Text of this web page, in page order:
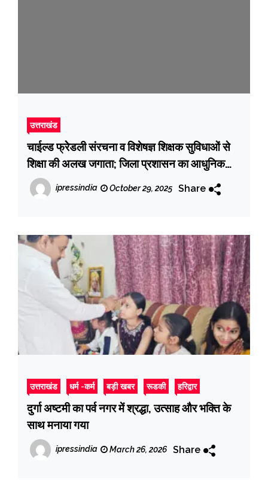
उत्तराखंड
चाईल्ड फ्रेेडली संरचना व विशेषज्ञ शिक्षक सुविधाओं से
शिक्षा की अलख जगाता; जिला प्रशासन का आधुनिक
इंटेसिव केयर सेंटर
ipressindia October 29, 2025 Share
उत्तराखंड धर्म -कर्म बड़ी खबर रूडकी हरिद्वार
दुर्गा अष्टमी का पर्व नगर में श्रद्धा, उत्साह और भक्ति के
साथ मनाया गया
ipressindia March 26, 2026 Share